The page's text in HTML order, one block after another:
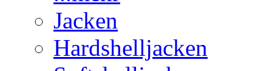
Jacken
Hardshelljacken